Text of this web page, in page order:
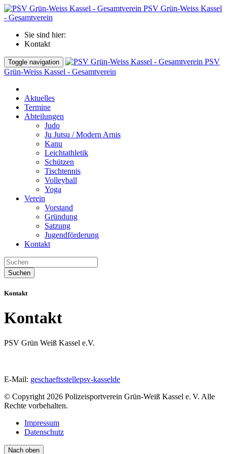
PSV Grün-Weiss Kassel
- Gesamtverein
Sie sind hier:
Kontakt
Toggle navigation
PSV
Grün-Weiss Kassel - Gesamtverein
Aktuelles
Termine
Abteilungen
Judo
Ju Jutsu / Modern Arnis
Kanu
Leichtathletik
Schützen
Tischtennis
Volleyball
Yoga
Verein
Vorstand
Gründung
Satzung
Jugendförderung
Kontakt
Suchen
Kontakt
Kontakt
PSV Grün Weiß Kassel e.V.
E-Mail: geschaeftsstellepsv-kasselde
© Copyright 2026 Polizeisportverein Grün-Weiß Kassel e. V. Alle
Rechte vorbehalten.
Impressum
Datenschutz
Nach oben